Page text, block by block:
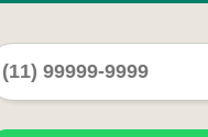
MAPA DO SITE